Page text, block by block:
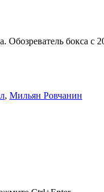
Обозреватель бокса
, Мильян Ровчанин